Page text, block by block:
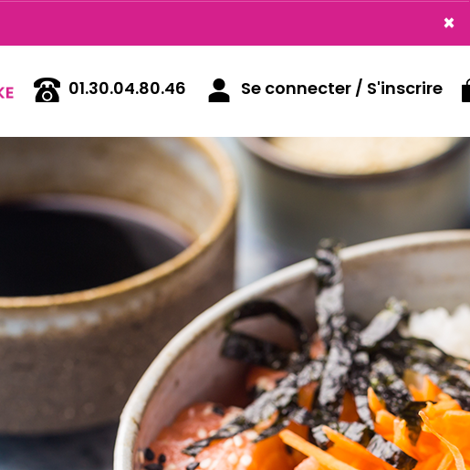
×
01.30.04.80.46 Se connecter / S'inscrire
×